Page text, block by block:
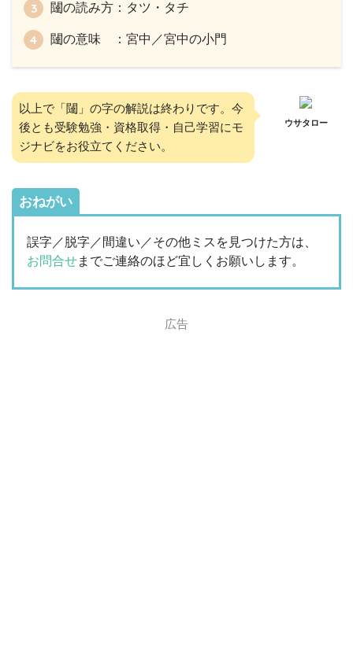
闥の読み方：タツ・タチ
闥の意味 ：宮中／宮中の小門
以上で「闥」の字の解説は終わりです。今
後とも受験勉強・資格取得・自己学習にモ
ジナビをお役立てください。
ウサタロー
おねがい
誤字／脱字／間違い／その他ミスを見つけた方は、
お問合せまでご連絡のほど宜しくお願いします。
広告